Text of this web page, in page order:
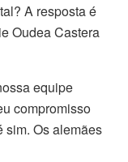
A resposta é
Oudea Castera
equipe
compromisso
sim. Os alemães